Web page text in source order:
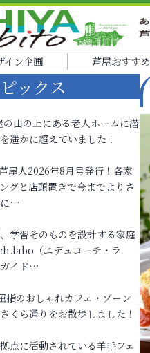
イン企画 芦屋おすす
ックス
山の上にある老人ホームに潜
遥かに超えていました！
屋人2026年8月号発行！各家
グと店頭置きで今までよりさ
に…
学習そのものを設計する家庭
（エデュコーチ・ラ
イド…
のおしゃれカフェ・ゾーン
くら通りをお散歩しました！
点に活動されている羊毛フェ